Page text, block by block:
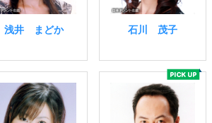
浅井 まどか 石川 茂子